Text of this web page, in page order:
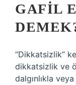
GAFIL
“Dikkatsizlik”
dikkatsizlik ve
dalgınlıkla